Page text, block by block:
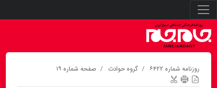
روزنامه شماره ۶۴۲۲ گروه حوادث صفحه شماره ۱۹